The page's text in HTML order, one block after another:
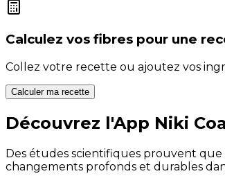
Calculez vos fibres pour une
Collez votre recette ou ajoutez vos
Calculer ma recette
Découvrez l'App Niki
Des études scientifiques prouvent que
changements profonds et durables